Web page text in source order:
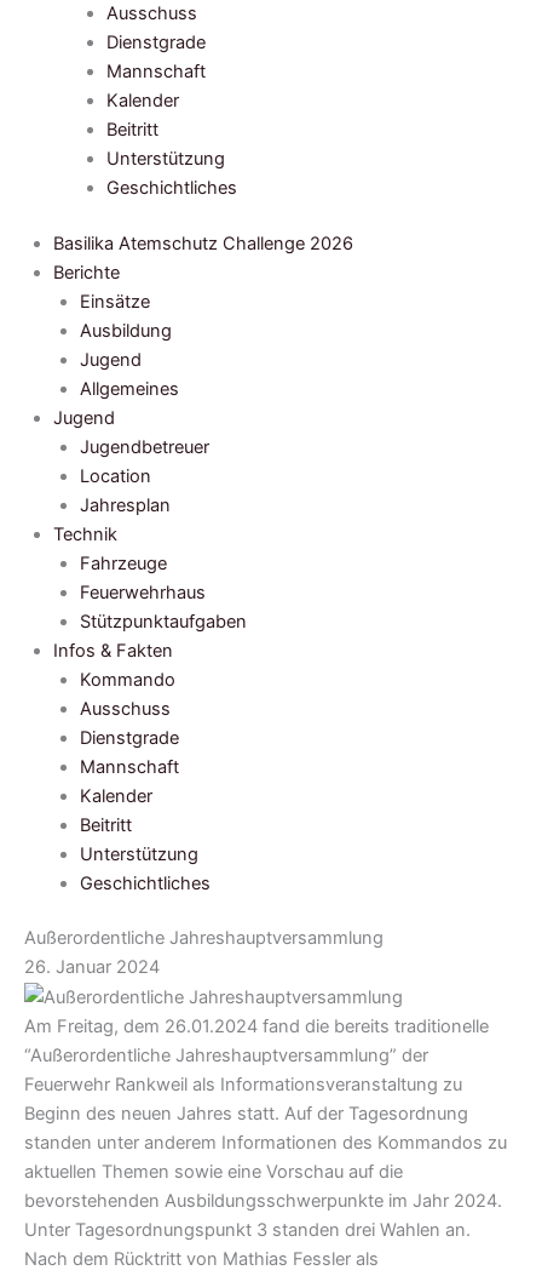
Ausschuss
Dienstgrade
Mannschaft
Kalender
Beitritt
Unterstützung
Geschichtliches
Basilika Atemschutz Challenge 2026
Berichte
Einsätze
Ausbildung
Jugend
Allgemeines
Jugend
Jugendbetreuer
Location
Jahresplan
Technik
Fahrzeuge
Feuerwehrhaus
Stützpunktaufgaben
Infos & Fakten
Kommando
Ausschuss
Dienstgrade
Mannschaft
Kalender
Beitritt
Unterstützung
Geschichtliches
Außerordentliche Jahreshauptversammlung
26. Januar 2024
Am Freitag, dem 26.01.2024 fand die bereits traditionelle
“Außerordentliche Jahreshauptversammlung” der
Feuerwehr Rankweil als Informationsveranstaltung zu
Beginn des neuen Jahres statt. Auf der Tagesordnung
standen unter anderem Informationen des Kommandos zu
aktuellen Themen sowie eine Vorschau auf die
bevorstehenden Ausbildungsschwerpunkte im Jahr 2024.
Unter Tagesordnungspunkt 3 standen drei Wahlen an.
Nach dem Rücktritt von Mathias Fessler als